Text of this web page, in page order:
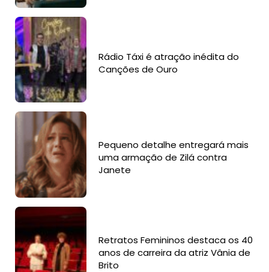
Rádio Táxi é atração inédita do
Canções de Ouro
Pequeno detalhe entregará mais
uma armação de Zilá contra
Janete
Retratos Femininos destaca os 40
anos de carreira da atriz Vânia de
Brito